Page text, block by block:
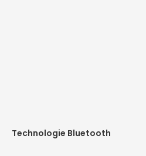
Technologie Bluetooth